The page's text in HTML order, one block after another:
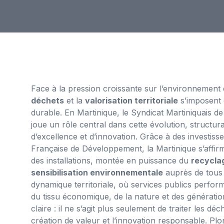
Face à la pression croissante sur
déchets et la valorisation territoriale
durable. En Martinique, le Syndicat Martiniquais
joue un rôle central dans cette évolution,
d’excellence et d’innovation. Grâce à des
Française de Développement, la Martinique
des installations, montée en puissance du
sensibilisation environnementale auprès de
dynamique territoriale, où services publics
du tissu économique, de la nature et des
claire : il ne s’agit plus seulement de traiter les
création de valeur et l’innovation responsable.